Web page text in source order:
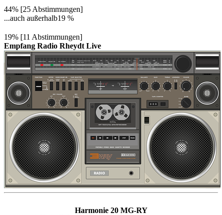
44% [25 Abstimmungen]
...auch außerhalb19 %
19% [11 Abstimmungen]
Empfang Radio Rheydt Live
Harmonie 20 MG-RY